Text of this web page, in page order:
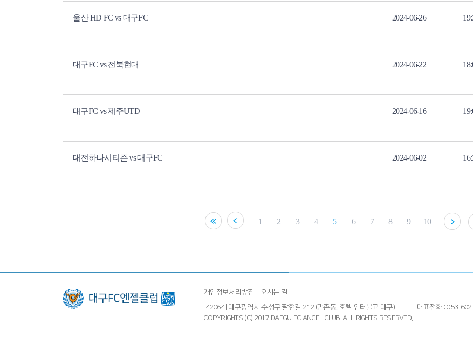
울산 HD FC vs 대구FC 2024-06-26
대구FC vs 전북현대 2024-06-22
대구FC vs 제주UTD 2024-06-16
대전하나시티즌 vs 대구FC 2024-06-02
1 2 3 4 5 6 7 8 9 10
개인정보처리방침
오시는 길
[42064] 대구광역시 수성구 팔현길 212 (만촌동, 호텔 인터불고 대구)
대표전화 : 053-
COPYRIGHTS (C) 2017 DAEGU FC ANGEL CLUB. ALL RIGHTS RESERVED.